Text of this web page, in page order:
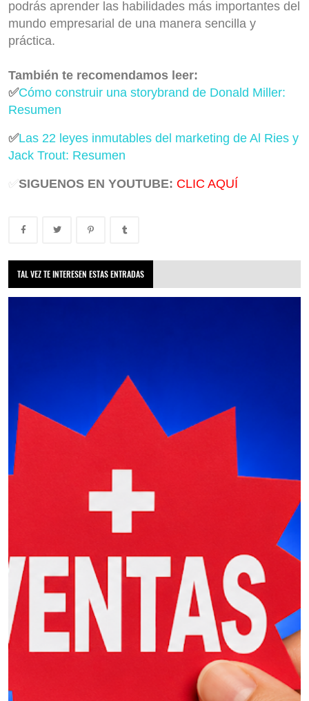
podrás aprender las habilidades más importantes del
mundo empresarial de una manera sencilla y
práctica.
También te recomendamos leer:
✅Cómo construir una storybrand de Donald Miller:
Resumen
✅Las 22 leyes inmutables del marketing de Al Ries y
Jack Trout: Resumen
✅ SIGUENOS EN YOUTUBE: CLIC AQUÍ
TAL VEZ TE INTERESEN ESTAS ENTRADAS